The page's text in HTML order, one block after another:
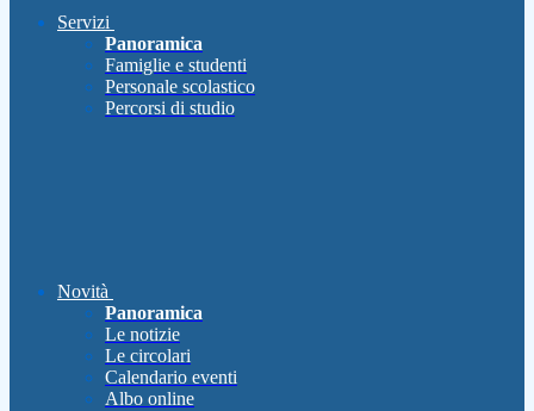
Servizi
Panoramica
Famiglie e studenti
Personale scolastico
Percorsi di studio
Novità
Panoramica
Le notizie
Le circolari
Calendario eventi
Albo online